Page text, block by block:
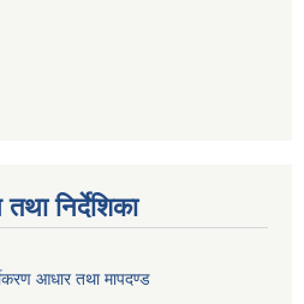
निर्देशिका
आधार तथा मापदण्ड